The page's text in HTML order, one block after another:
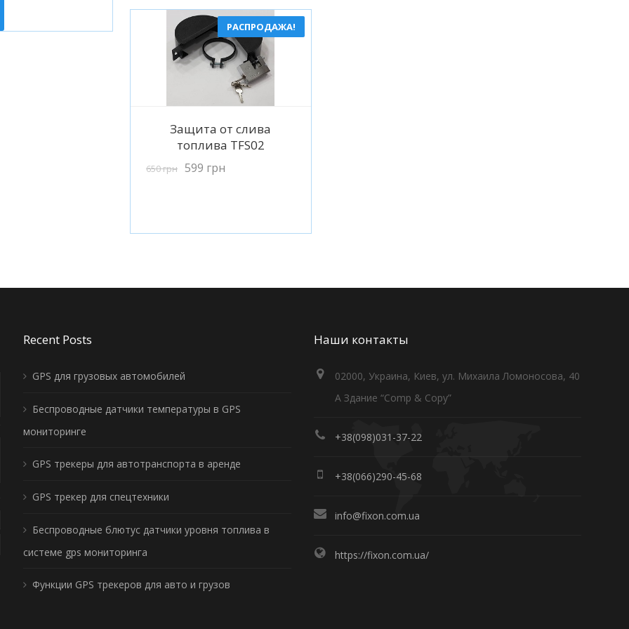
РАСПРОДАЖА!
Подробнее
Защита от слива
топлива TFS02
650грн 599 грн
Recent Posts
GPS для грузовых автомобилей
Беспроводные датчики температуры в GPS
мониторинге
GPS трекеры для автотранспорта в аренде
GPS трекер для спецтехники
Беспроводные блютус датчики уровня топлива в
системе gps мониторинга
Функции GPS трекеров для авто и грузов
Наши контакты
02000, Украина, Киев, ул. Михаила Ломоносова, 40
А Здание “Comp & Copy”
+38(098)031-37-22
+38(066)290-45-68
info@fixon.com.ua
https://fixon.com.ua/